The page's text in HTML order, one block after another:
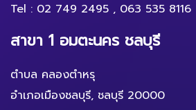
Tel : 02 749 2495 , 063 535 8116
สาขา 1 อมตะนคร ชลบุรี
ตำบล คลองตำหรุ
อำเภอเมืองชลบุรี, ชลบุรี 20000